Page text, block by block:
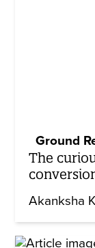
Ground
The
Akanksha